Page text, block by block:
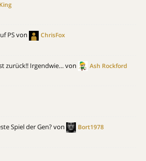
PSvon ChrisFox
zurück!! Irgendwie…von Ash Rockford
Spiel der Gen?von Bort1978